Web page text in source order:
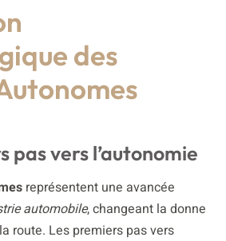
des
pas vers l’autonomie
représentent une avancée
automobile, changeant la donne
route. Les premiers pas vers